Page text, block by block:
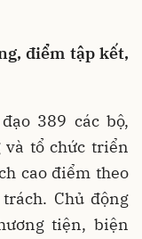
điểm tập kết,
389 các bộ,
và tổ chức triển
cao điểm theo
Chủ động
tiện, biện